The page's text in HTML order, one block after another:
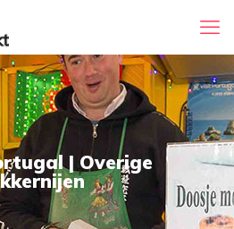
| Overige